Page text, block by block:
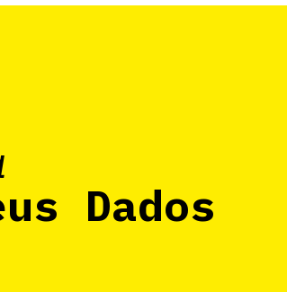
Dados